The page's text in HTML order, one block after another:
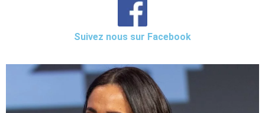
Suivez nous sur Facebook